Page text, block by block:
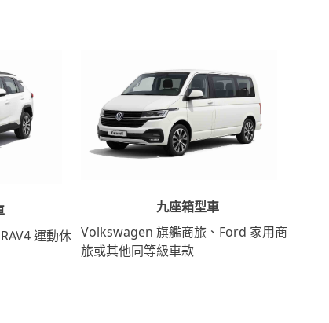
運動休
九座箱型車
Volkswagen 旗艦商旅、Ford 家用商
旅或其他同等級車款